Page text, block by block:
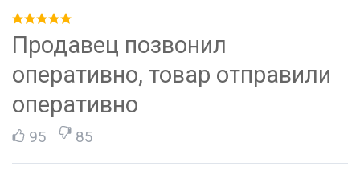
Продавец позвонил
оперативно, товар отправили
оперативно
95 85